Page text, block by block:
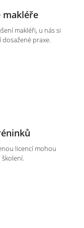
makléře
makléři, u nás si
dosažené praxe.
licencí mohou